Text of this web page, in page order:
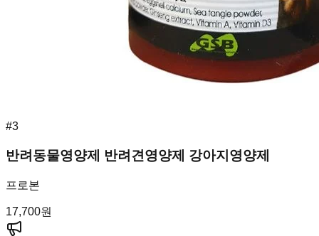
#3
반려동물영양제 반려견영양제 강아지영양제
프로본
17,700원